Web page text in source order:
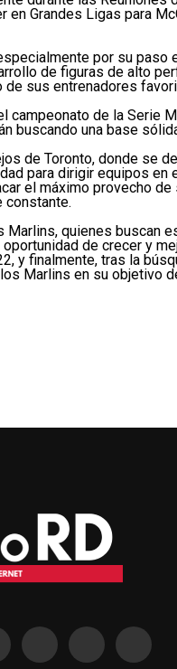
Grandes Ligas para
por su
de figuras de alto
sus entrenadores
de la Serie
buscando una base
de Toronto, donde se
para dirigir equipos en
el máximo provecho
constante.
quienes buscan
de crecer y
y finalmente, tras la
Marlins en su objetivo